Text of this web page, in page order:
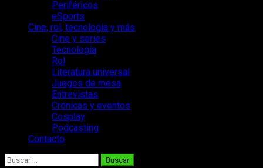
Periféricos
eSports
Cine, rol, tecnología y más
Cine y series
Tecnología
Rol
Literatura universal
Juegos de mesa
Entrevistas
Crónicas y eventos
Cosplay
Podcasting
Contacto
Buscar: